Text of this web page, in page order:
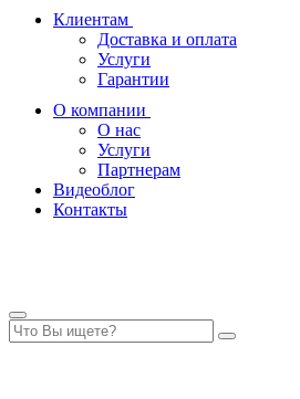
Клиентам
Доставка и оплата
Услуги
Гарантии
О компании
О нас
Услуги
Партнерам
Видеоблог
Контакты